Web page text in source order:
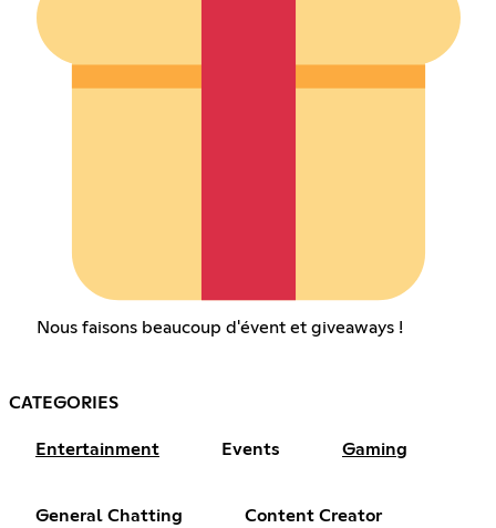
Nous faisons beaucoup d'évent et giveaways !
CATEGORIES
Entertainment Events Gaming
General Chatting Content Creator